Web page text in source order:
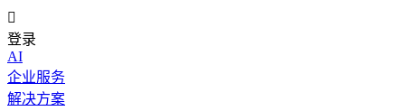

登录
AI
企业服务
解决方案